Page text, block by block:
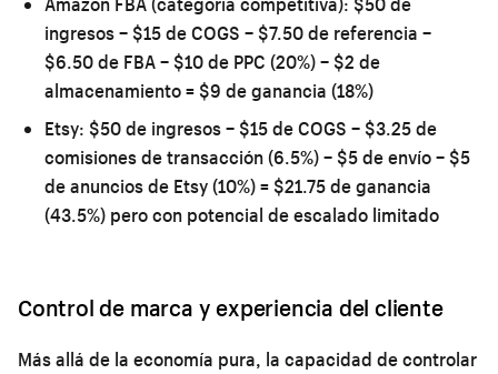
ingresos − $15 de COGS − $7.50 de referencia −
$6.50 de FBA − $10 de PPC (20%) − $2 de
almacenamiento = $9 de ganancia (18%)
Etsy: $50 de ingresos − $15 de COGS − $3.25 de
comisiones de transacción (6.5%) − $5 de envío − $5
de anuncios de Etsy (10%) = $21.75 de ganancia
(43.5%) pero con potencial de escalado limitado
Control de marca y experiencia del cliente
Más allá de la economía pura, la capacidad de controlar